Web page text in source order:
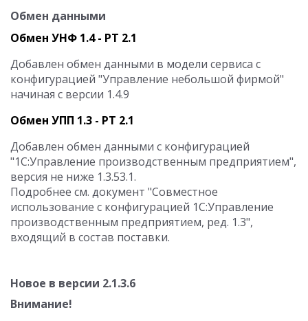
Обмен данными
Обмен УНФ 1.4 - РТ 2.1
Добавлен обмен данными в модели сервиса с
конфигурацией "Управление небольшой фирмой"
начиная с версии 1.4.9
Обмен УПП 1.3 - РТ 2.1
Добавлен обмен данными с конфигурацией
"1С:Управление производственным предприятием",
версия не ниже 1.3.53.1.
Подробнее см. документ "Совместное
использование с конфигурацией 1С:Управление
производственным предприятием, ред. 1.3",
входящий в состав поставки.
Новое в версии 2.1.3.6
Внимание!